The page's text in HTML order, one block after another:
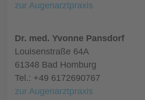
zur Augenarztpraxis
Dr. med. Yvonne Pansdorf
Louisenstraße 64A
61348 Bad Homburg
Tel.: +49 6172690767
zur Augenarztpraxis